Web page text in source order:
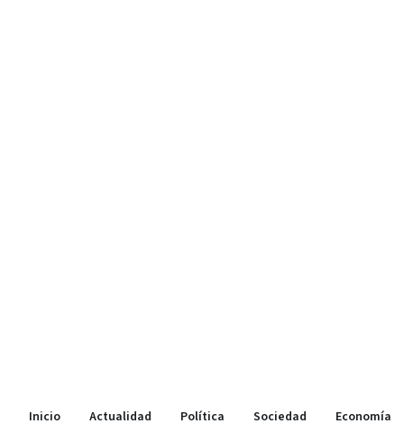
Inicio Actualidad Política Sociedad Economía